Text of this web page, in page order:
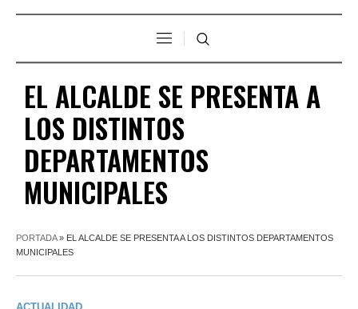
EL ALCALDE SE PRESENTA A
LOS DISTINTOS
DEPARTAMENTOS
MUNICIPALES
PORTADA» EL ALCALDE SE PRESENTA A LOS DISTINTOS DEPARTAMENTOS
MUNICIPALES